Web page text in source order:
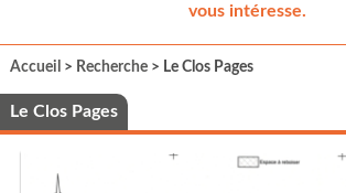
vous intéresse.
Accueil > Recherche> Le Clos Pages
Le Clos Pages